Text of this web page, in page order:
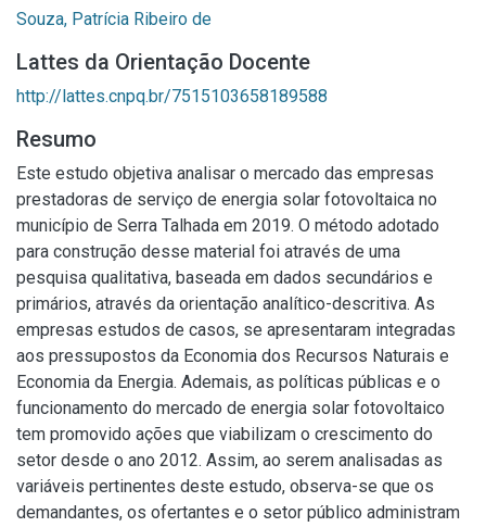
Souza, Patrícia Ribeiro de
Lattes da Orientação Docente
http://lattes.cnpq.br/7515103658189588
Resumo
Este estudo objetiva analisar o mercado das empresas
prestadoras de serviço de energia solar fotovoltaica no
município de Serra Talhada em 2019. O método adotado
para construção desse material foi através de uma
pesquisa qualitativa, baseada em dados secundários e
primários, através da orientação analítico-descritiva. As
empresas estudos de casos, se apresentaram integradas
aos pressupostos da Economia dos Recursos Naturais e
Economia da Energia. Ademais, as políticas públicas e o
funcionamento do mercado de energia solar fotovoltaico
tem promovido ações que viabilizam o crescimento do
setor desde o ano 2012. Assim, ao serem analisadas as
variáveis pertinentes deste estudo, observa-se que os
demandantes, os ofertantes e o setor público administram